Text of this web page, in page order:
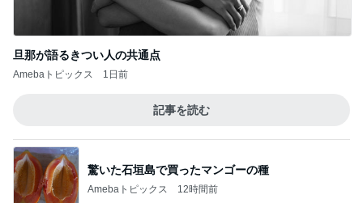
旦那が語るきつい人の共通点
Amebaトピックス 1日前
記事を読む
驚いた石垣島で買ったマンゴーの種
Amebaトピックス 12時間前